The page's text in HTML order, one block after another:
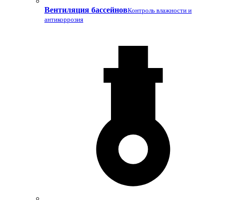
Вентиляция бассейновКонтроль влажности и
антикоррозия